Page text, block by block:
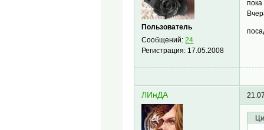
Пользователь
Сообщений:24
Регистрация: 17.05.2008
ЛИнДА